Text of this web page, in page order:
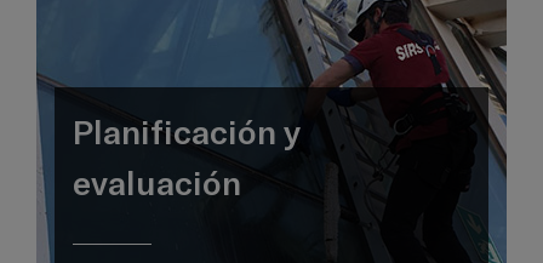
Planificación y
evaluación